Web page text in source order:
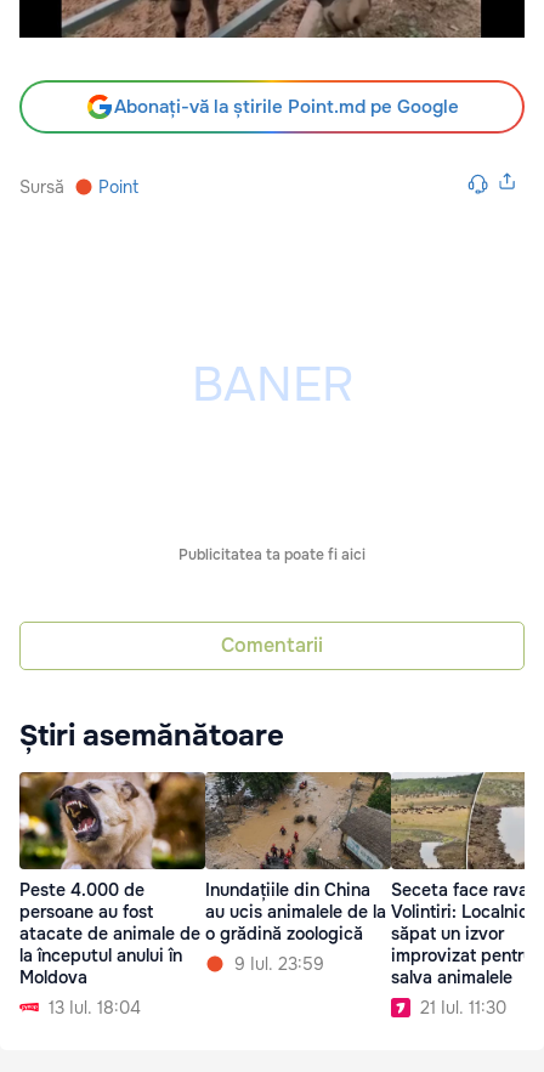
Abonați-vă la știrile Point.md pe Google
Sursă Point
Publicitatea ta poate fi aici
Comentarii
Știri asemănătoare
Peste 4.000 de
persoane au fost
atacate de animale de
la începutul anului în
Moldova
13 Iul. 18:04
Inundațiile din China
au ucis animalele de la
o grădină zoologică
9 Iul. 23:59
Seceta face
Volintiri: Localnicii
săpat un izvor
improvizat pentru
salva animalele
21 Iul. 11:30